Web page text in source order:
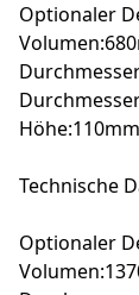
Optionaler
Höhe:110mm
Technische
Optionaler